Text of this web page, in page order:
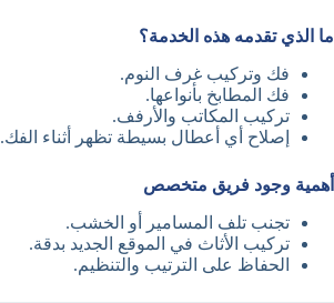
ما الذي تقدمه هذه الخدمة؟
فك وتركيب غرف النوم.
فك المطابخ بأنواعها.
تركيب المكاتب والأرفف.
إصلاح أي أعطال بسيطة تظهر أثناء الفك.
أهمية وجود فريق متخصص
تجنب تلف المسامير أو الخشب.
تركيب الأثاث في الموقع الجديد بدقة.
الحفاظ على الترتيب والتنظيم.